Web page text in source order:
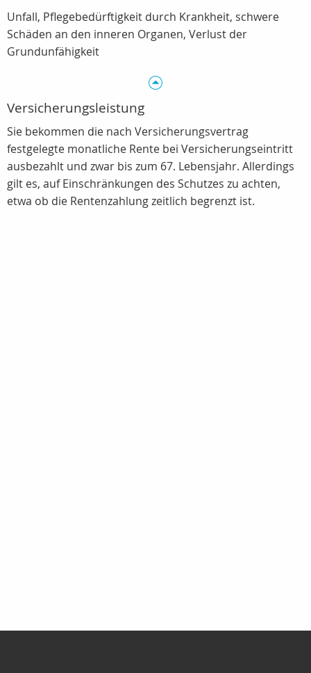
Unfall, Pflegebedürftigkeit durch Krankheit, schwere
Schäden an den inneren Organen, Verlust der
Grundunfähigkeit
Versicherungsleistung
Sie bekommen die nach Versicherungsvertrag
festgelegte monatliche Rente bei Versicherungseintritt
ausbezahlt und zwar bis zum 67. Lebensjahr. Allerdings
gilt es, auf Einschränkungen des Schutzes zu achten,
etwa ob die Rentenzahlung zeitlich begrenzt ist.